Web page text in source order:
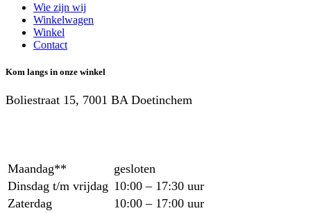
Wie zijn wij
Winkelwagen
Winkel
Contact
Kom langs in onze winkel
Boliestraat 15, 7001 BA Doetinchem
Maandag**
gesloten
Dinsdag t/m vrijdag 10:00 – 17:30 uur
Zaterdag
10:00 – 17:00 uur